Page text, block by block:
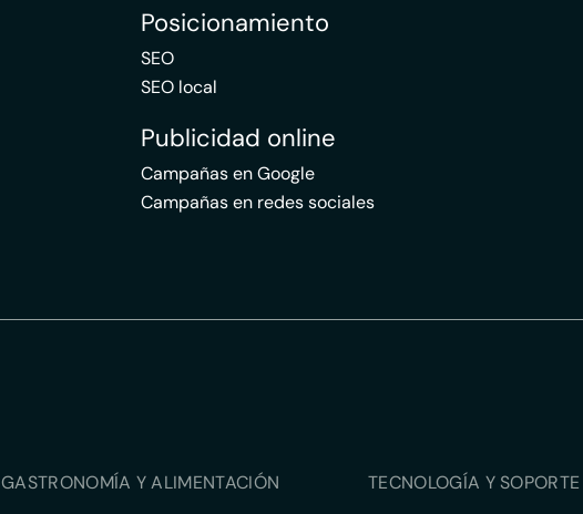
Posicionamiento
SEO
SEO local
Publicidad online
Campañas en Google
Campañas en redes sociales
GASTRONOMÍA Y ALIMENTACIÓN
TECNOLOGÍA Y